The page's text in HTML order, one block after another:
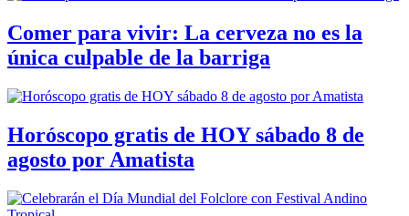
Comer para vivir: La cerveza no es la
única culpable de la barriga
Horóscopo gratis de HOY sábado 8 de
agosto por Amatista